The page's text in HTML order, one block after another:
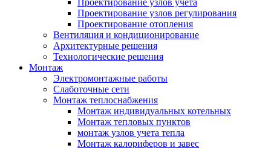
Проектирование узлов учета
Проектирование узлов регулирования
Проектирование отопления
Вентиляция и кондиционирование
Архитектурные решения
Технологические решения
Монтаж
Электромонтажные работы
Слаботочные сети
Монтаж теплоснабжения
Монтаж индивидуальных котельных
Монтаж тепловых пунктов
монтаж узлов учета тепла
Монтаж калориферов и завес